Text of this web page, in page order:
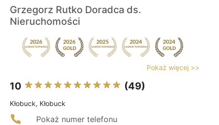
Grzegorz Rutko Doradca ds.
Nieruchomości
Pokaż więcej >>
10 (49)
Kłobuck, Kłobuck
Pokaż numer telefonu